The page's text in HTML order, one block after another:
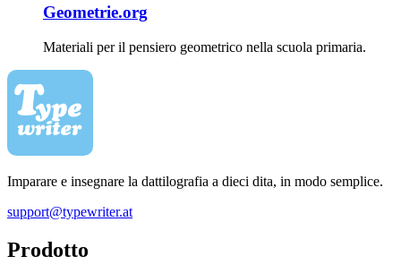
Geometrie.org
Materiali per il pensiero geometrico nella scuola primaria.
Imparare e insegnare la dattilografia a dieci dita, in modo semplice.
support@typewriter.at
Prodotto